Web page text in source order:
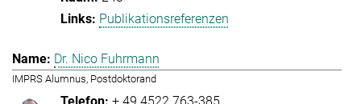
Publikationsreferenzen
Dr. Nico Fuhrmann
IMPRS Alumnus, Postdoktorand